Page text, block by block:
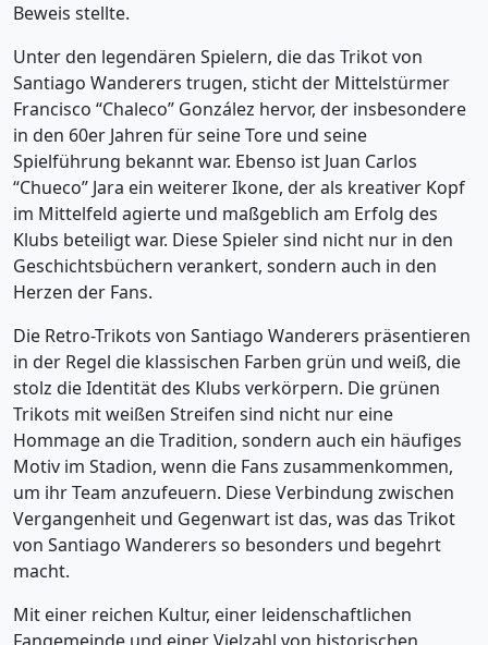
Beweis stellte.
Unter den legendären Spielern, die das Trikot von
Santiago Wanderers trugen, sticht der Mittelstürmer
Francisco “Chaleco” González hervor, der insbesondere
in den 60er Jahren für seine Tore und seine
Spielführung bekannt war. Ebenso ist Juan Carlos
“Chueco” Jara ein weiterer Ikone, der als kreativer Kopf
im Mittelfeld agierte und maßgeblich am Erfolg des
Klubs beteiligt war. Diese Spieler sind nicht nur in den
Geschichtsbüchern verankert, sondern auch in den
Herzen der Fans.
Die Retro-Trikots von Santiago Wanderers präsentieren
in der Regel die klassischen Farben grün und weiß, die
stolz die Identität des Klubs verkörpern. Die grünen
Trikots mit weißen Streifen sind nicht nur eine
Hommage an die Tradition, sondern auch ein häufiges
Motiv im Stadion, wenn die Fans zusammenkommen,
um ihr Team anzufeuern. Diese Verbindung zwischen
Vergangenheit und Gegenwart ist das, was das Trikot
von Santiago Wanderers so besonders und begehrt
macht.
Mit einer reichen Kultur, einer leidenschaftlichen